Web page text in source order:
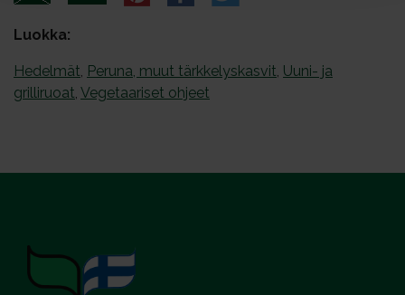
Luokka:
Hedelmät, Peruna, muut tärkkelyskasvit, Uuni- ja
grilliruoat, Vegetaariset ohjeet